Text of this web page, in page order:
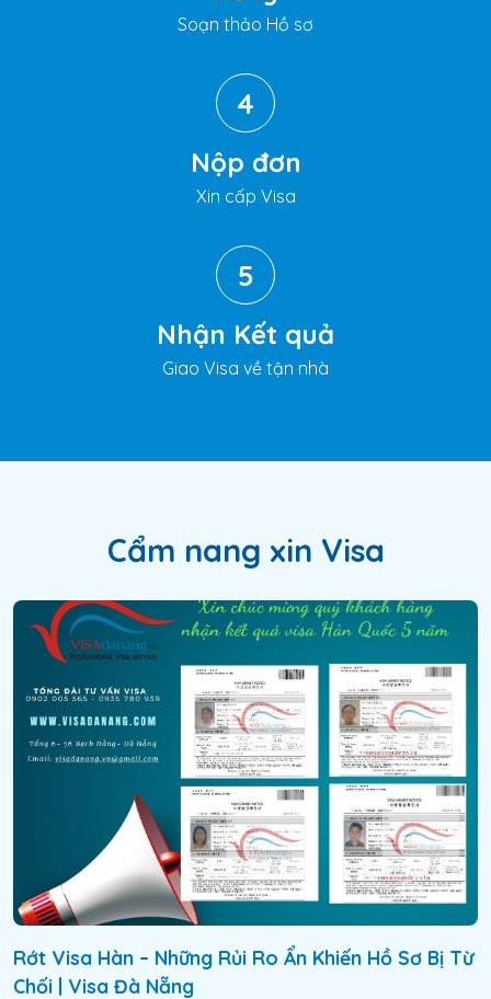
Soạn thảo Hồ sơ
4
Nộp đơn
Xin cấp Visa
5
Nhận Kết quả
Giao Visa về tận nhà
Cẩm nang xin Visa
Rớt Visa Hàn – Những Rủi Ro Ẩn Khiến Hồ Sơ Bị Từ
Chối | Visa Đà Nẵng